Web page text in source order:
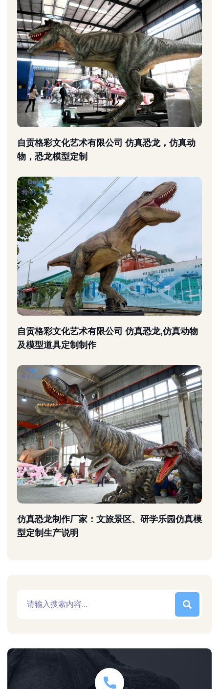
自贡格彩文化艺术有限公司 仿真恐龙，仿真动
物，恐龙模型定制
自贡格彩文化艺术有限公司 仿真恐龙,仿真动物
及模型道具定制制作
仿真恐龙制作厂家：文旅景区、研学乐园仿真模
型定制生产说明